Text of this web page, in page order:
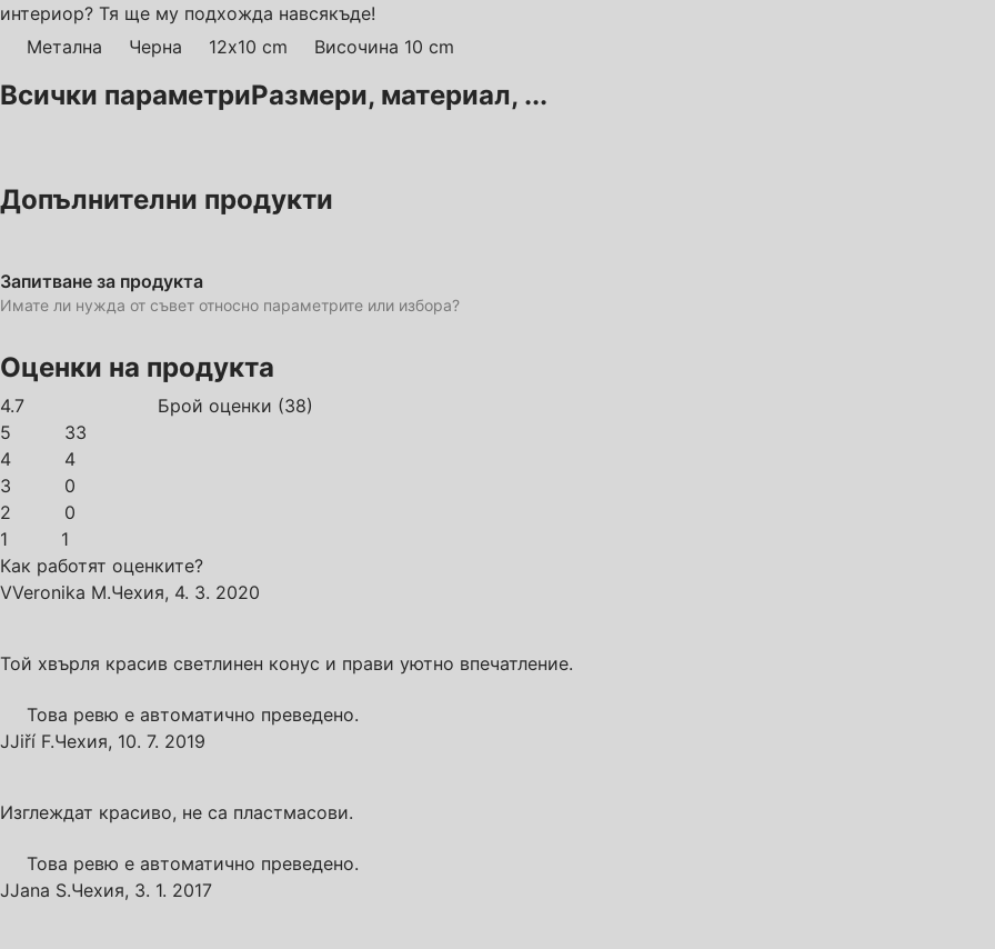
интериор? Тя ще му подхожда навсякъде!
Метална
Черна 12x10 cm Височина 10 cm
Всички параметриРазмери, материал, ...
Допълнителни продукти
Запитване за продукта
Имате ли нужда от съвет относно параметрите или избора?
Оценки на продукта
4.7 Брой оценки (38)
5
33
4
4
3
0
2
0
1
1
Как работят оценките?
VVeronika M.Чехия, 4. 3. 2020
Той хвърля красив светлинен конус и прави уютно впечатление.
Това ревю е автоматично преведено.
JJiří F.Чехия, 10. 7. 2019
Изглеждат красиво, не са пластмасови.
Това ревю е автоматично преведено.
JJana S.Чехия, 3. 1. 2017